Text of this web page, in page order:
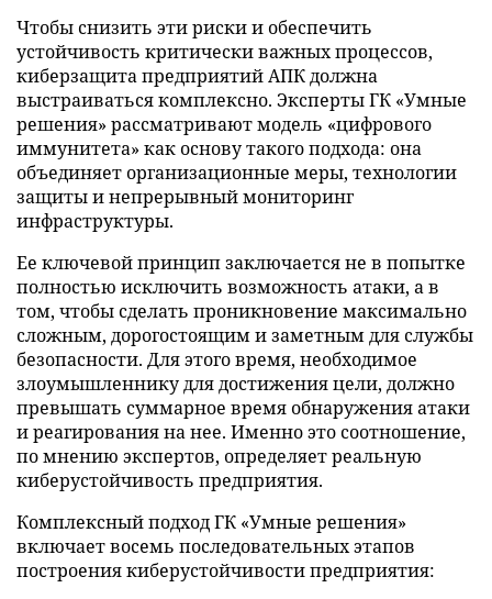
Чтобы снизить эти риски и обеспечить
устойчивость критически важных процессов,
киберзащита предприятий АПК должна
выстраиваться комплексно. Эксперты ГК «Умные
решения» рассматривают модель «цифрового
иммунитета» как основу такого подхода: она
объединяет организационные меры, технологии
защиты и непрерывный мониторинг
инфраструктуры.
Ее ключевой принцип заключается не в попытке
полностью исключить возможность атаки, а в
том, чтобы сделать проникновение максимально
сложным, дорогостоящим и заметным для службы
безопасности. Для этого время, необходимое
злоумышленнику для достижения цели, должно
превышать суммарное время обнаружения атаки
и реагирования на нее. Именно это соотношение,
по мнению экспертов, определяет реальную
киберустойчивость предприятия.
Комплексный подход ГК «Умные решения»
включает восемь последовательных этапов
построения киберустойчивости предприятия: